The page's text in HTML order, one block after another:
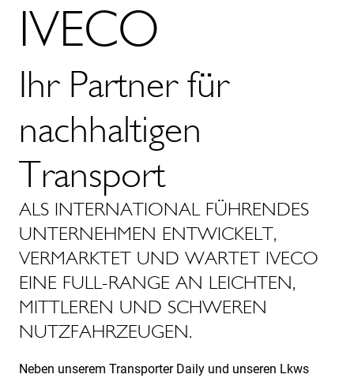
IVECO
Ihr Partner für
nachhaltigen
Transport
ALS INTERNATIONAL FÜHRENDES
UNTERNEHMEN ENTWICKELT,
VERMARKTET UND WARTET IVECO
EINE FULL-RANGE AN LEICHTEN,
MITTLEREN UND SCHWEREN
NUTZFAHRZEUGEN.
Neben unserem Transporter Daily und unseren Lkws